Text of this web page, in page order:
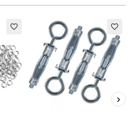
favorite_border favorite_border